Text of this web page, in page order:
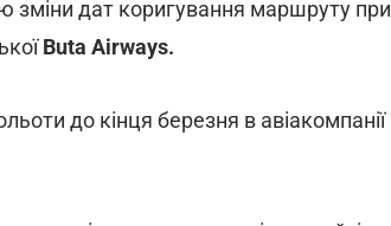
зміни дат коригування маршруту при
Buta Airways.
до кінця березня в авіакомпанії